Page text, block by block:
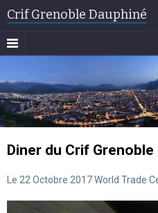
Crif Grenoble Dauphiné
Diner du Crif
Le 22 Octobre 2017 World Trade